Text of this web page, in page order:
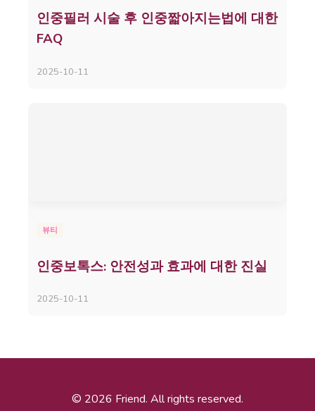
인중필러 시술 후 인중짧아지는법에 대한
FAQ
2025-10-11
뷰티
인중보톡스: 안전성과 효과에 대한 진실
2025-10-11
© 2026 Friend. All rights reserved.